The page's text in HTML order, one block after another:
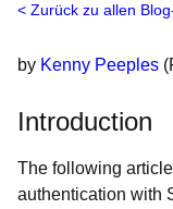
Zurück zu allen
by Kenny Peeples
Introduction
The following
authentication with